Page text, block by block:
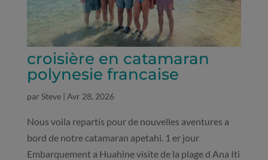
croisière en catamaran
polynesie francaise
par Steve| Avr 28, 2026
Nous voila repartis pour de nouvelles aventures a
bord de notre catamaran apetahi. 1 er jour
Embarquement a Huahine visite de la plage d Ana Iti